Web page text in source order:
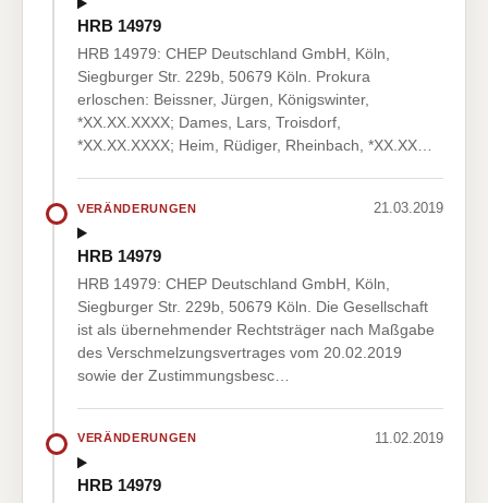
HRB 14979
HRB 14979: CHEP Deutschland GmbH, Köln,
Siegburger Str. 229b, 50679 Köln. Prokura
erloschen: Beissner, Jürgen, Königswinter,
*XX.XX.XXXX; Dames, Lars, Troisdorf,
*XX.XX.XXXX; Heim, Rüdiger, Rheinbach, *XX.XX…
VERÄNDERUNGEN 21.03.2019
HRB 14979
HRB 14979: CHEP Deutschland GmbH, Köln,
Siegburger Str. 229b, 50679 Köln. Die Gesellschaft
ist als übernehmender Rechtsträger nach Maßgabe
des Verschmelzungsvertrages vom 20.02.2019
sowie der Zustimmungsbesc…
VERÄNDERUNGEN 11.02.2019
HRB 14979